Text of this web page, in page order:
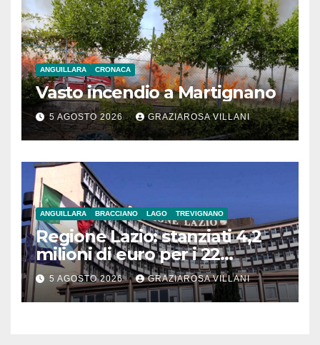
ANGUILLARA CRONACA
Vasto incendio a Martignano
5 AGOSTO 2026 GRAZIAROSA VILLANI
ANGUILLARA BRACCIANO LAGO TREVIGNANO
Regione Lazio: stanziati 4,2
milioni di euro per i 22
Comuni dell’Etruria
Meridionale
5 AGOSTO 2026 GRAZIAROSA VILLANI